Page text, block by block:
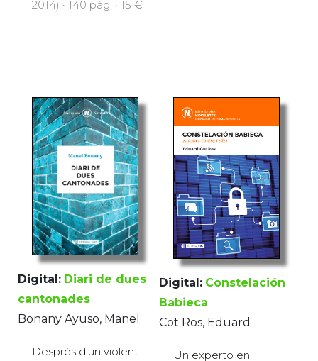
2014) · 140 pàg. · 15 €
Digital: Diari de dues
cantonades
Bonany Ayuso, Manel
Després d'un violent
Digital: Constelación
Babieca
Cot Ros, Eduard
Un experto en